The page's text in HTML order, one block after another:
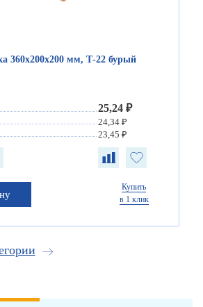
360х200х200 мм, Т-22 бурый
25,24 ₽
24,34 ₽
23,45 ₽
Купить
в 1 клик